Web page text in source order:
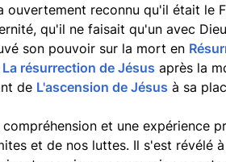
ouvertement reconnu qu'il était le
qu'il ne faisait qu'un avec
son pouvoir sur la mort en
La résurrection de Jésus après la
de L'ascension de Jésus à sa
et une expérience
et de nos luttes. Il s'est révélé